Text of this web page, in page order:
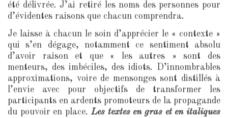
été délivrée. J’ai retiré les noms des personnes pour
d’évidentes raisons que chacun comprendra.
Je laisse à chacun le soin d’apprécier le « contexte »
qui s’en dégage, notamment ce sentiment absolu
d’avoir raison et que « les autres » sont des
menteurs, des imbéciles, des idiots. D’innombrables
approximations, voire de mensonges sont distillés à
l’envie avec pour objectifs de transformer les
participants en ardents promoteurs de la propagande
du pouvoir en place.Les textes en gras et en italiques